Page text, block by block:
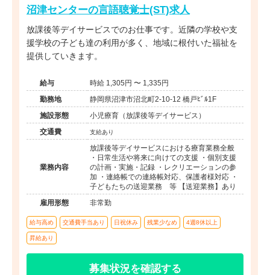
沼津センターの言語聴覚士(ST)求人
放課後等デイサービスでのお仕事です。近隣の学校や支
援学校の子ども達の利用が多く、地域に根付いた福祉を
提供していきます。
給与
時給 1,305円 〜 1,335円
勤務地
静岡県沼津市沼北町2-10-12 橋戸ﾋﾞﾙ1F
施設形態
小児療育（放課後等デイサービス）
交通費
支給あり
業務内容
放課後等デイサービスにおける療育業務全般
・日常生活や将来に向けての支援 ・個別支援
の計画・実施・記録 ・レクリエーションの参
加 ・連絡帳での連絡帳対応、保護者様対応 ・
子どもたちの送迎業務 等 【送迎業務】あり
雇用形態
非常勤
給与高め 交通費手当あり 日祝休み 残業少なめ 4週8休以上
昇給あり
募集状況を確認する